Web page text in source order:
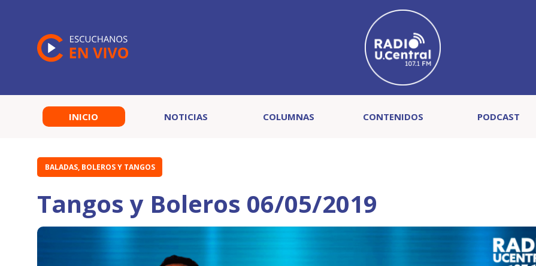
INICIO NOTICIAS COLUMNAS CONTENIDOS PODCAST
BALADAS, BOLEROS Y TANGOS
Tangos y Boleros 06/05/2019